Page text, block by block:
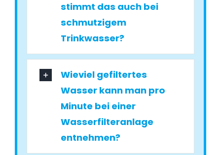
stimmt das auch bei
schmutzigem
Trinkwasser?
Wieviel gefiltertes
Wasser kann man pro
Minute bei einer
Wasserfilteranlage
entnehmen?